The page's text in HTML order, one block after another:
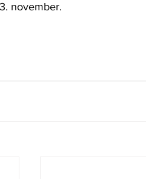
november.